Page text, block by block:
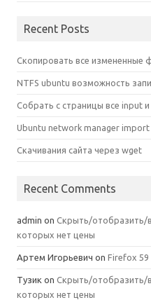
Recent Posts
Скопировать все измененные
NTFS ubuntu возможность
Собрать с страницы все input
Ubuntu network manager import
Скачивания сайта через wget
Recent Comments
admin on Скрыть/отобразить/
которых нет цены
Артем Игорьевич on Firefox 59
Тузик on Скрыть/отобразить/
которых нет цены